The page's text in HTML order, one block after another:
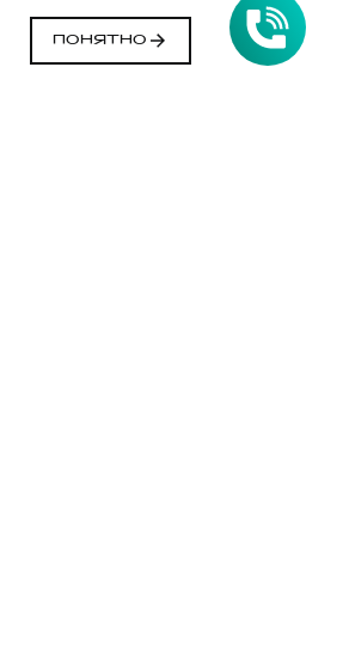
ДОБАВЬ ЭМОЦИЯМ ОБОРОТОВ
ПОНЯТНО